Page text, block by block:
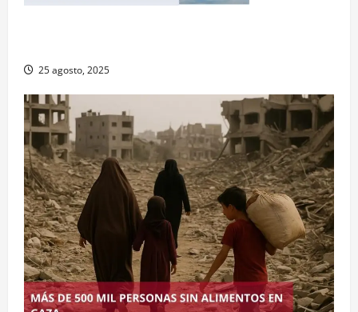
25 agosto, 2025